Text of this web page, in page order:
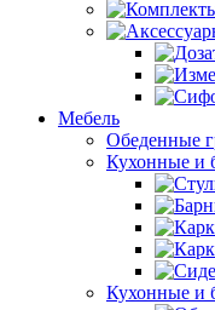
Мебель
Обеденные
Кухонные и
Кухонные и